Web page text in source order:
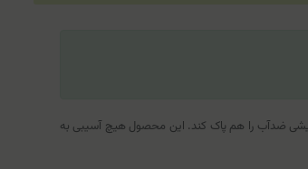
ضدآب را هم پاک کند. این محصول هیچ آسیبی به